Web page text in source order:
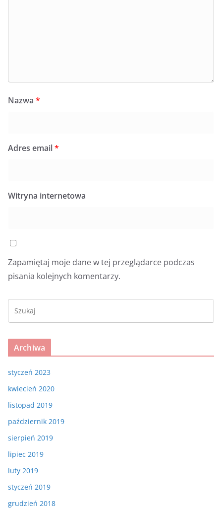
Nazwa *
Adres email*
Witryna internetowa
Zapamiętaj moje dane w tej przeglądarce podczas
pisania kolejnych komentarzy.
Archiwa
styczeń 2023
kwiecień 2020
listopad 2019
październik 2019
sierpień 2019
lipiec 2019
luty 2019
styczeń 2019
grudzień 2018